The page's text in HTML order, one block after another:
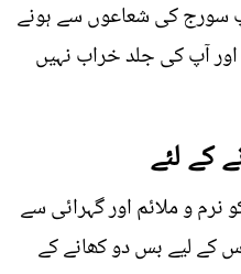
سورج کی شعاعوں سے ہونے
آپ کی جلد خراب نہیں
کے لئے
و ملائم اور گہرائی سے
کے لیے بس دو کھانے کے